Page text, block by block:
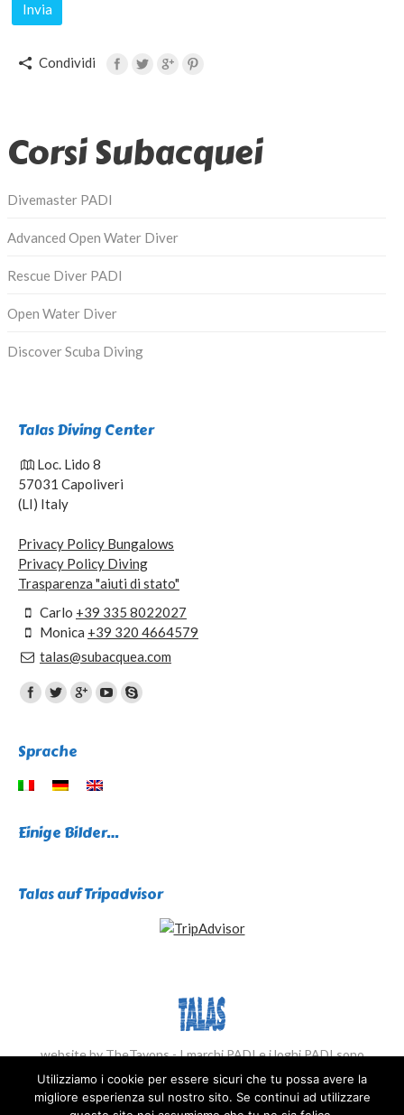
Condividi
Corsi Subacquei
Divemaster PADI
Advanced Open Water Diver
Rescue Diver PADI
Open Water Diver
Discover Scuba Diving
Talas Diving Center
Loc. Lido 8
57031 Capoliveri
(LI) Italy
Privacy Policy Bungalows
Privacy Policy Diving
Trasparenza "aiuti di stato"
Carlo +39 335 8022027
Monica +39 320 4664579
talas@subacquea.com
Find us on:
Sprache
Einige Bilder…
Talas auf Tripadvisor
website by TheTavons - I marchi PADI e i loghi PADI sono
proprietà di PADI.com
Main Menu DE
Utilizziamo i cookie per essere sicuri che tu possa avere la
migliore esperienza sul nostro sito. Se continui ad utilizzare